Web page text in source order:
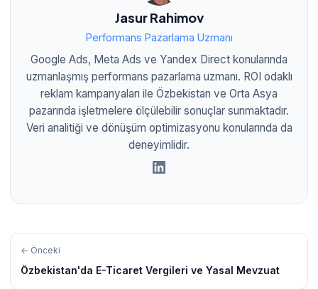
Jasur Rahimov
Performans Pazarlama Uzmanı
Google Ads, Meta Ads ve Yandex Direct konularında
uzmanlaşmış performans pazarlama uzmanı. ROI odaklı
reklam kampanyaları ile Özbekistan ve Orta Asya
pazarında işletmelere ölçülebilir sonuçlar sunmaktadır.
Veri analitiği ve dönüşüm optimizasyonu konularında da
deneyimlidir.
← Önceki
Özbekistan'da E-Ticaret Vergileri ve Yasal Mevzuat